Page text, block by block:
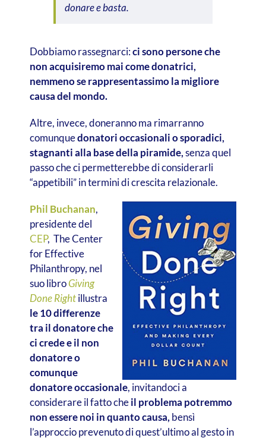
donare e basta.
Dobbiamo rassegnarci:ci sono persone che
non acquisiremo mai come donatrici,
nemmeno se rappresentassimo la migliore
causa del mondo.
Altre, invece, doneranno ma rimarranno
comunquedonatori occasionali o sporadici,
stagnanti alla base della piramide,senza quel
passo che ci permetterebbe di considerarli
“appetibili” in termini di crescita relazionale.
Phil Buchanan,
presidente del
CEP, The Center
for Effective
Philanthropy, nel
suo libroGiving
Done Rightillustra
le 10 differenze
tra il donatore che
ci crede e il non
donatore o
comunque
donatore occasionale, invitandoci a
considerare il fatto cheil problema potremmo
non essere noi in quanto causa, bensì
l’approccio prevenuto di quest’ultimo al gesto in